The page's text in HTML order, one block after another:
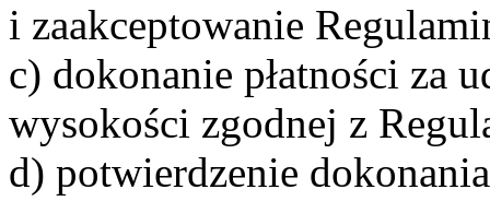
i zaakceptowanie
c) dokonanie płatności za
wysokości zgodnej z
d) potwierdzenie